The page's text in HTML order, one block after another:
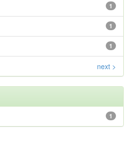
1
1
1
next >
1